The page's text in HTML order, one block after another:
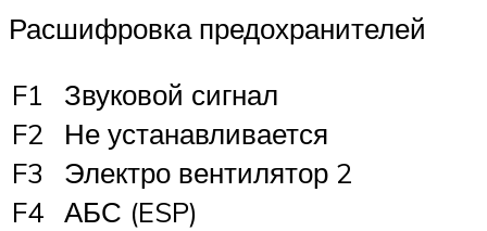
Расшифровка предохранителей
F1
Звуковой сигнал
F2
Не устанавливается
F3
Электро вентилятор 2
F4 АБС (ESP)